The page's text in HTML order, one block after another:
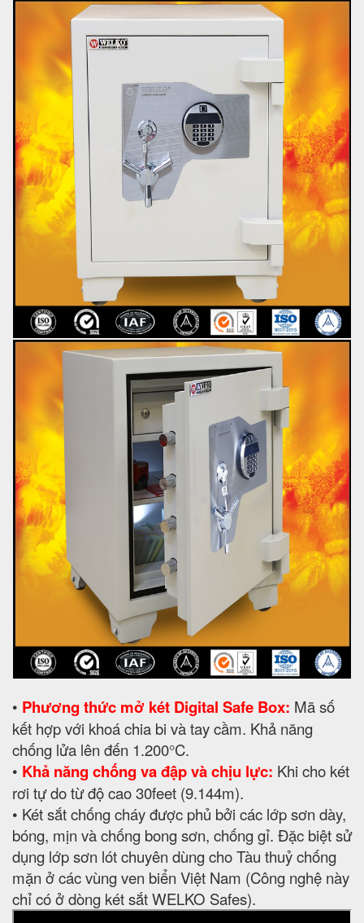
• Phương thức mở két Digital Safe Box: Mã số
kết hợp với khoá chia bi và tay cầm. Khả năng
chống lửa lên đến 1.200°C.
• Khả năng chống va đập và chịu lực: Khi cho két
rơi tự do từ độ cao 30feet (9.144m).
• Két sắt chống cháy được phủ bởi các lớp sơn dày,
bóng, mịn và chống bong sơn, chống gỉ. Đặc biệt sử
dụng lớp sơn lót chuyên dùng cho Tàu thuỷ chống
mặn ở các vùng ven biển Việt Nam (Công nghệ này
chỉ có ở dòng két sắt WELKO Safes).